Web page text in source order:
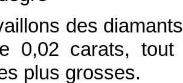
des
0,02 carats,
plus grosses.